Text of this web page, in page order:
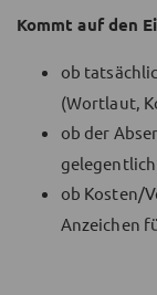
Kommt auf den
ob
(Wortlaut,
ob der
ob Kosten/
Anzeichen